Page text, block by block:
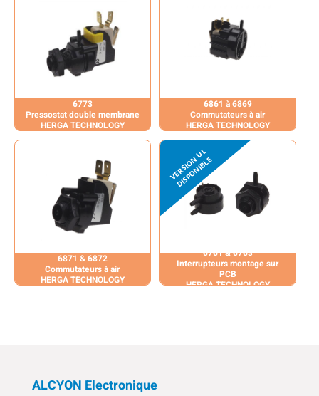
6773
Pressostat double membrane
HERGA TECHNOLOGY
6861 à 6869
Commutateurs à air
HERGA TECHNOLOGY
6871 & 6872
Commutateurs à air
HERGA TECHNOLOGY
6761 & 6763
Interrupteurs montage sur
PCB
HERGA TECHNOLOGY
ALCYON Electronique